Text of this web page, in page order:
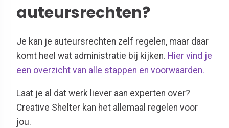
auteursrechten?
Je kan je auteursrechten zelf regelen, maar daar
komt heel wat administratie bij kijken. Hier vind je
een overzicht van alle stappen en voorwaarden.
Laat je al dat werk liever aan experten over?
Creative Shelter kan het allemaal regelen voor
jou.